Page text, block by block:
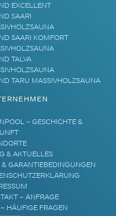
EXCELLENT
SAARI
SAARI KOMFORT
TALVA
TARU MASSIVHOLZSAUNA
– GESCHICHTE &
& AKTUELLES
& GARANTIEBEDINGUNGEN
– ANFRAGE
HÄUFIGE FRAGEN